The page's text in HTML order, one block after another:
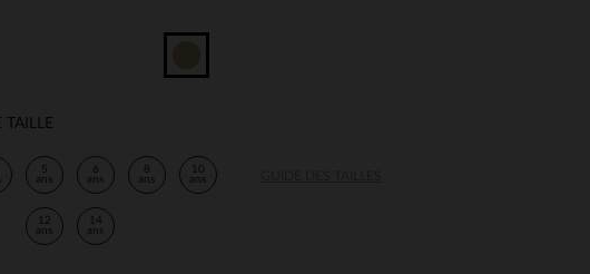
TAILLE
5
ans
6
ans
8
ans
10
ans
12
ans
14
ans